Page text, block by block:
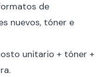
de
nuevos, tóner e
unitario + tóner +